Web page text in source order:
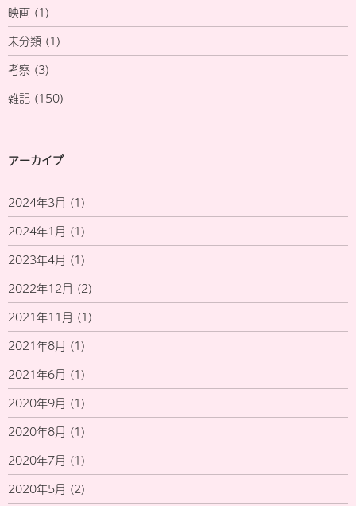
映画 (1)
未分類 (1)
考察 (3)
雑記 (150)
アーカイブ
2024年3月 (1)
2024年1月 (1)
2023年4月 (1)
2022年12月 (2)
2021年11月 (1)
2021年8月 (1)
2021年6月 (1)
2020年9月 (1)
2020年8月 (1)
2020年7月 (1)
2020年5月 (2)